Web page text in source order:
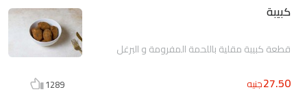
كبيبة
قطعة كبيبة مقلية باللحمة المفرومة و البرغل
27.50جنيه 1289